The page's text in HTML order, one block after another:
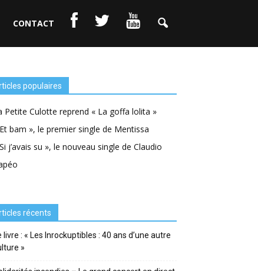
CONTACT
populaires
Petite Culotte reprend « La goffa lolita »
bam », le premier single de Mentissa
j’avais su », le nouveau single de Claudio
récents
livre : « Les Inrockuptibles : 40 ans d’une autre
»